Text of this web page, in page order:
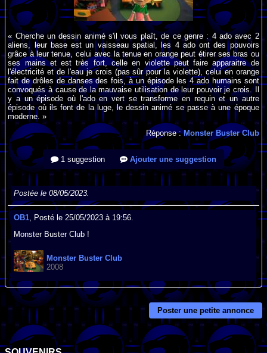
« Cherche un dessin animé s'il vous plaît, de ce genre : 4 ado avec 2
aliens, leur base est un vaisseau spatial, les 4 ado ont des pouvoirs
grâce à leur tenue, celui avec la tenue en orange peut étirer ses bras ou
ses mains et est très fort, celle en violette peut faire apparaitre de
l'électricité et de l'eau je crois (pas sûr pour la violette), celui en orange
fait de drôles de danses des fois, à un épisode les 4 ado humains sont
convoqués à cause de la mauvaise utilisation de leur pouvoir je crois. Il
y a un épisode où l'ado en vert se transforme en requin et un autre
épisode où ils font de la luge, le dessin animé se passe à une époque
moderne. »
Réponse :Monster Buster Club
1 suggestion Ajouter une suggestion
Postée le 08/05/2023.
OB1 , Posté le 25/05/2023 à 19:56.
Monster Buster Club !
Monster Buster Club
2008
Poster une petite annonce